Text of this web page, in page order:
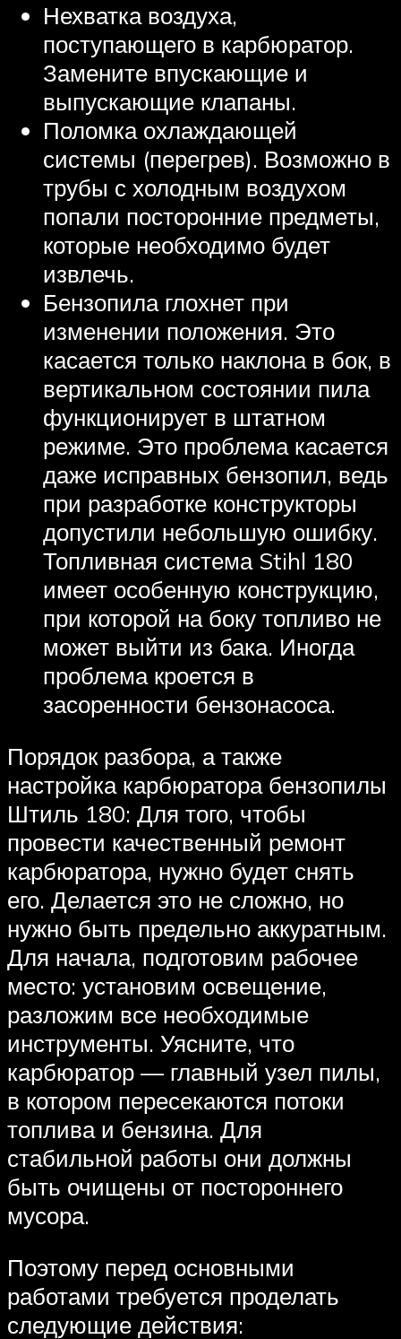
Нехватка воздуха,
поступающего в карбюратор.
Замените впускающие и
выпускающие клапаны.
Поломка охлаждающей
системы (перегрев). Возможно в
трубы с холодным воздухом
попали посторонние предметы,
которые необходимо будет
извлечь.
Бензопила глохнет при
изменении положения. Это
касается только наклона в бок, в
вертикальном состоянии пила
функционирует в штатном
режиме. Это проблема касается
даже исправных бензопил, ведь
при разработке конструкторы
допустили небольшую ошибку.
Топливная система Stihl 180
имеет особенную конструкцию,
при которой на боку топливо не
может выйти из бака. Иногда
проблема кроется в
засоренности бензонасоса.
Порядок разбора, а также
настройка карбюратора бензопилы
Штиль 180: Для того, чтобы
провести качественный ремонт
карбюратора, нужно будет снять
его. Делается это не сложно, но
нужно быть предельно аккуратным.
Для начала, подготовим рабочее
место: установим освещение,
разложим все необходимые
инструменты. Уясните, что
карбюратор — главный узел пилы,
в котором пересекаются потоки
топлива и бензина. Для
стабильной работы они должны
быть очищены от постороннего
мусора.
Поэтому перед основными
работами требуется проделать
следующие действия: